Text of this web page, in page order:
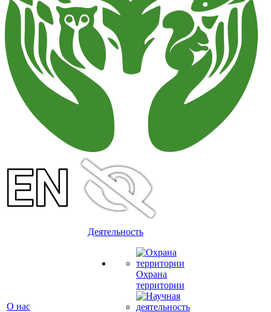
О нас
Деятельность
Охрана
территории